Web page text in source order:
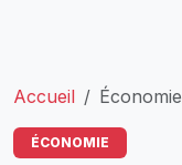
Accueil Économie
ÉCONOMIE